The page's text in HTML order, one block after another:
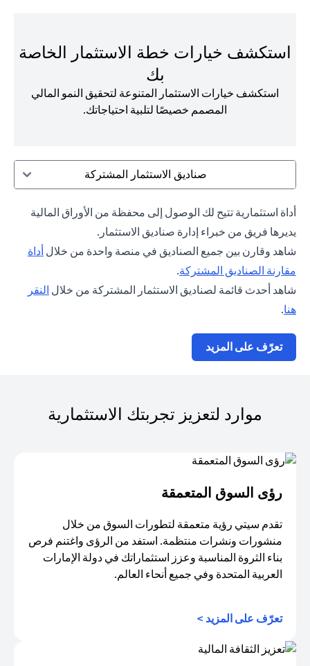
استكشف خيارات خطة الاستثمار الخاصة
بك
استكشف خيارات الاستثمار المتنوعة لتحقيق النمو المالي
المصمم خصيصًا لتلبية احتياجاتك.
صناديق الاستثمار المشتركة
أداة استثمارية تتيح لك الوصول إلى محفظة من الأوراق المالية
يديرها فريق من خبراء إدارة صناديق الاستثمار.
شاهد وقارن بين جميع الصناديق في منصة واحدة من خلال أداة
مقارنة الصناديق المشتركة(opens in a new tab).
شاهد أحدث قائمة لصناديق الاستثمار المشتركة من خلال النقر
هنا(opens in a new tab).
تعرّف على المزيد
موارد لتعزيز تجربتك الاستثمارية
رؤى السوق المتعمقة
تقدم سيتي رؤية متعمقة لتطورات السوق من خلال
منشورات ونشرات منتظمة. استفد من الرؤى واغتنم فرص
بناء الثروة المناسبة وعزز استثماراتك في دولة الإمارات
العربية المتحدة وفي جميع أنحاء العالم.
تعرّف على المزيد >